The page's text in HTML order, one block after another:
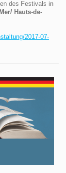
des Festivals in
Hauts-de-
2017-07-